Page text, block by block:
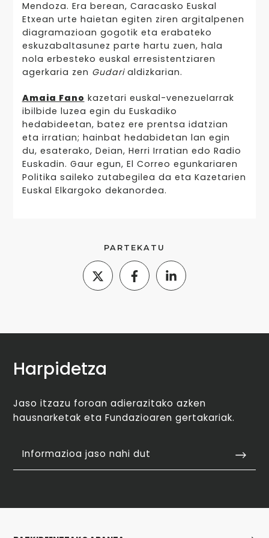
Mendoza. Era berean, Caracasko Euskal
Etxean urte haietan egiten ziren argitalpenen
diagramazioan gogotik eta erabateko
eskuzabaltasunez parte hartu zuen, hala
nola erbesteko euskal erresistentziaren
agerkaria zen Gudarialdizkarian.
Amaia Fano kazetari euskal-venezuelarrak
ibilbide luzea egin du Euskadiko
hedabideetan, batez ere prentsa idatzian
eta irratian; hainbat hedabidetan lan egin
du, esaterako, Deian, Herri Irratian edo Radio
Euskadin. Gaur egun, El Correo egunkariaren
Politika saileko zutabegilea da eta Kazetarien
Euskal Elkargoko dekanordea.
PARTEKATU
Harpidetza
Jaso itzazu foroan adierazitako azken
hausnarketak eta Fundazioaren gertakariak.
Informazioa jaso nahi dut